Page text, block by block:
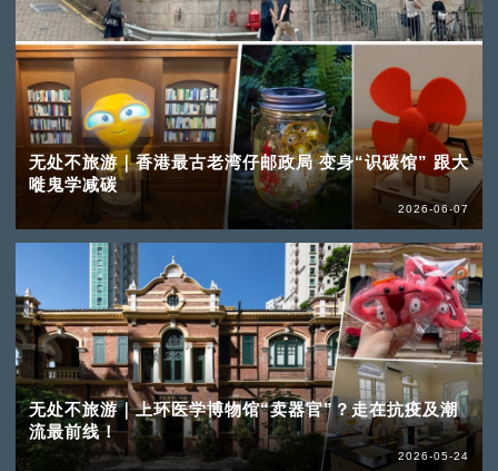
无处不旅游｜香港最古老湾仔邮政局 变身“识碳馆” 跟大
嘥鬼学减碳
2026-06-07
无处不旅游｜上环医学博物馆“卖器官”？走在抗疫及潮
流最前线！
2026-05-24